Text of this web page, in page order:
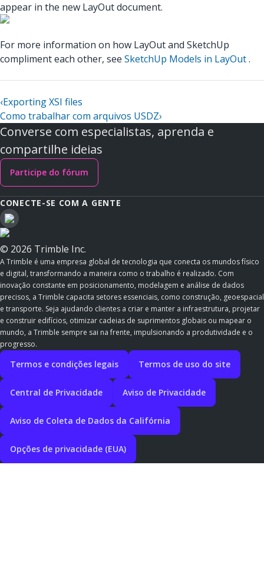
appear in the new LayOut document.
For more information on how LayOut and SketchUp
compliment each other, see SketchUp Models in LayOut.
‹Exporting XSI files
Como trabalhar com arquivos USDZ›
Converse com especialistas, aprenda e
compartilhe ideias
Participe do fórum
CONECTE-SE COM A GENTE
© 2026 Trimble Inc.
A Trimble é uma empresa global de tecnologia que conecta os mundos físico
e digital, transformando a maneira como o trabalho é realizado. Com
inovação constante em posicionamento, modelagem e análise de dados
precisos, a Trimble capacita setores essenciais, como construção, geoespacial
e transporte. Seja ajudando clientes a criar e manter a infraestrutura, projetar
e construir edifícios, otimizar cadeias de suprimentos globais ou mapear o
mundo, a Trimble sempre sai na frente, impulsionando a produtividade e o
progresso.
Termos e condições legais Termos de uso do site
Central de Privacidade Aviso de Privacidade
Aviso de Coleta de Dados da Califórnia
Opções de privacidade (EUA)